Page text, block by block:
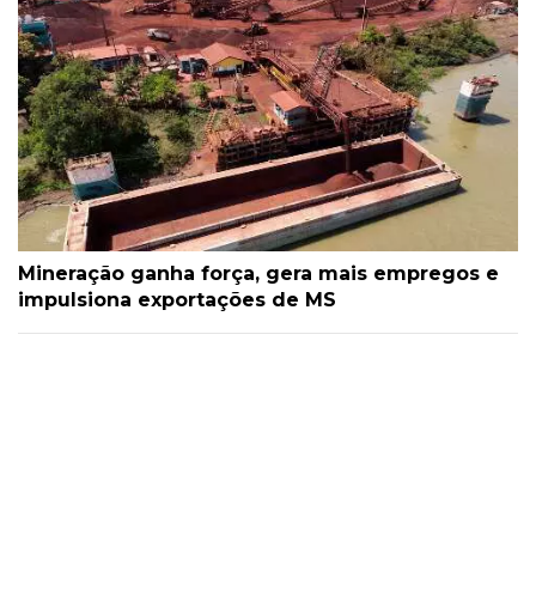
Mineração ganha força, gera mais empregos e
impulsiona exportações de MS